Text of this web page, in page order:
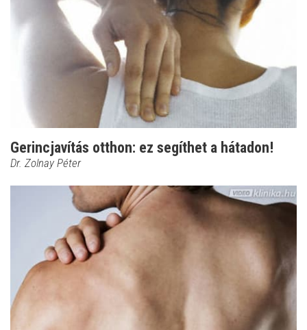
Gerincjavítás otthon: ez segíthet a hátadon!
Dr. Zolnay Péter